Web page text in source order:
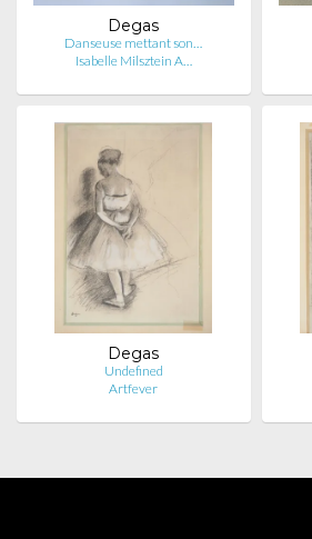
Degas
Danseuse mettant son…
Isabelle Milsztein A…
Degas
Undefined
Artfever